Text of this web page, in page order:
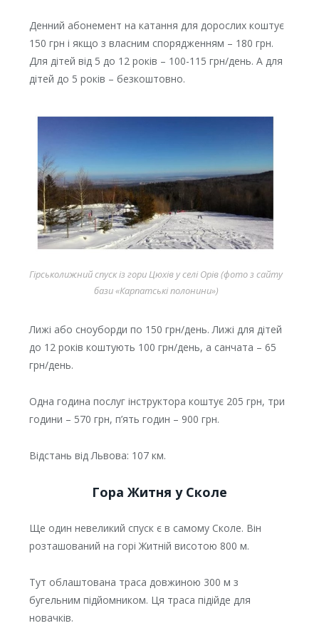
Денний абонемент на катання для дорослих коштує
150 грн і якщо з власним спорядженням – 180 грн.
Для дітей від 5 до 12 років – 100-115 грн/день. А для
дітей до 5 років – безкоштовно.
Гірськолижний спуск із гори Цюхів у селі Орів (фото з сайту
бази «Карпатські полонини»)
Лижі або сноуборди по 150 грн/день. Лижі для дітей
до 12 років коштують 100 грн/день, а санчата – 65
грн/день.
Одна година послуг інструктора коштує 205 грн, три
години – 570 грн, п’ять годин – 900 грн.
Відстань від Львова: 107 км.
Гора Житня у Сколе
Ще один невеликий спуск є в самому Сколе. Він
розташований на горі Житній висотою 800 м.
Тут облаштована траса довжиною 300 м з
бугельним підйомником. Ця траса підійде для
новачків.